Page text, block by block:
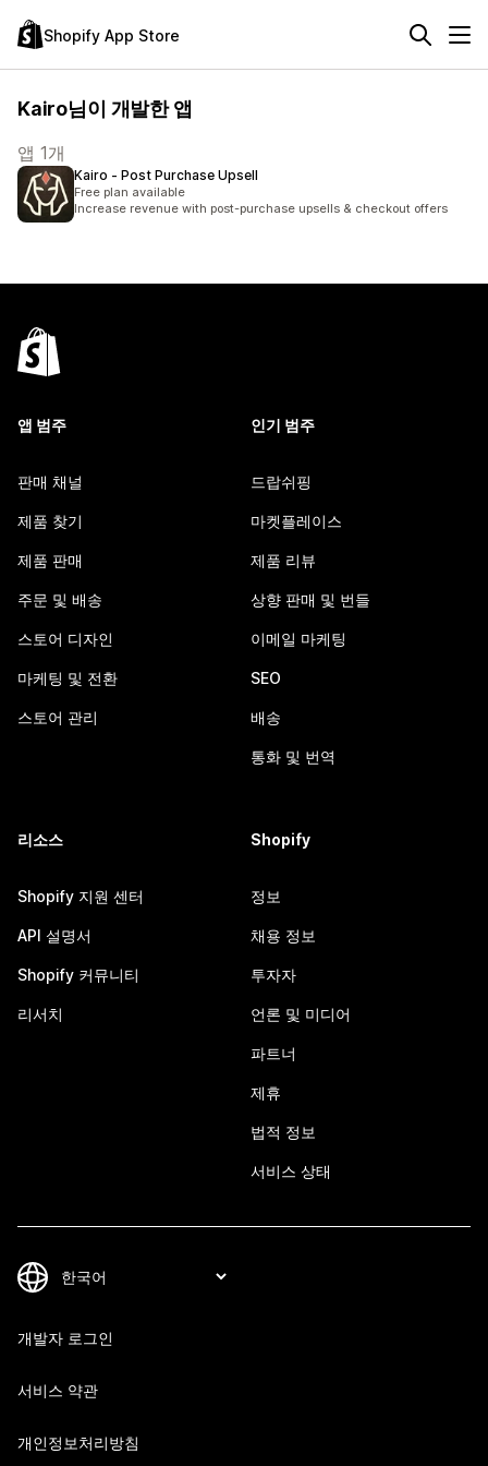
Shopify App Store
Kairo님이 개발한 앱
앱 1개
Kairo ‑ Post Purchase Upsell
Free plan available
Increase revenue with post-purchase upsells & checkout offers
앱 범주
판매 채널
제품 찾기
제품 판매
주문 및 배송
스토어 디자인
마케팅 및 전환
스토어 관리
인기 범주
드랍쉬핑
마켓플레이스
제품 리뷰
상향 판매 및 번들
이메일 마케팅
SEO
배송
통화 및 번역
리소스
Shopify 지원 센터
API 설명서
Shopify 커뮤니티
리서치
Shopify
정보
채용 정보
투자자
언론 및 미디어
파트너
제휴
법적 정보
서비스 상태
개발자 로그인
서비스 약관
개인정보처리방침